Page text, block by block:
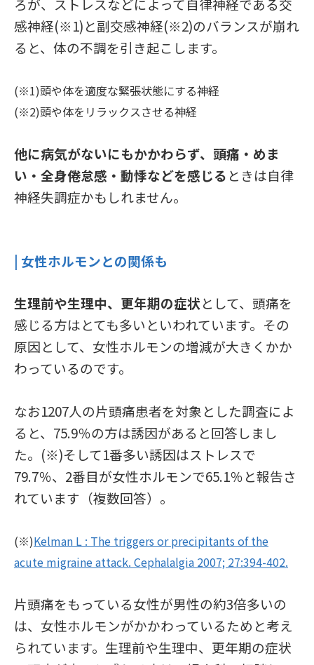
ろが、ストレスなどによって自律神経である交
感神経(※1)と副交感神経(※2)のバランスが崩れ
ると、体の不調を引き起こします。
(※1)頭や体を適度な緊張状態にする神経
(※2)頭や体をリラックスさせる神経
他に病気がないにもかかわらず、頭痛・めま
い・全身倦怠感・動悸などを感じる ときは自律
神経失調症かもしれません。
| 女性ホルモンとの関係も
生理前や生理中、更年期の症状として、頭痛を
感じる方はとても多いといわれています。その
原因として、女性ホルモンの増減が大きくかか
わっているのです。
なお1207人の片頭痛患者を対象とした調査によ
ると、75.9％の方は誘因があると回答しまし
た。(※)そして1番多い誘因はストレスで
79.7％、2番目が女性ホルモンで65.1％と報告さ
れています（複数回答）。
(※)Kelman L : The triggers or precipitants of the
acute migraine attack. Cephalalgia 2007; 27:394-402.
片頭痛をもっている女性が男性の約3倍多いの
は、女性ホルモンがかかわっているためと考え
られています。生理前や生理中、更年期の症状